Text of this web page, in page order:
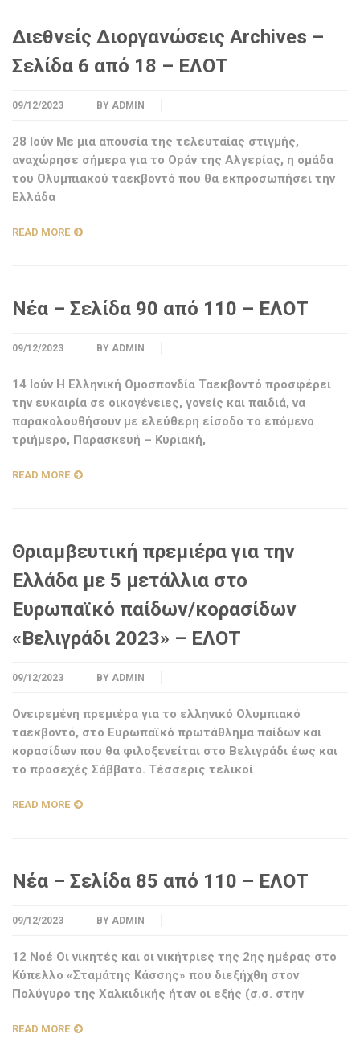
Διεθνείς Διοργανώσεις Archives –
Σελίδα 6 από 18 – ΕΛΟΤ
09/12/2023 BY ADMIN
28 Ιούν Με μια απουσία της τελευταίας στιγμής,
αναχώρησε σήμερα για το Οράν της Αλγερίας, η ομάδα
του Ολυμπιακού ταεκβοντό που θα εκπροσωπήσει την
Ελλάδα
READ MORE
Νέα – Σελίδα 90 από 110 – ΕΛΟΤ
09/12/2023 BY ADMIN
14 Ιούν Η Ελληνική Ομοσπονδία Ταεκβοντό προσφέρει
την ευκαιρία σε οικογένειες, γονείς και παιδιά, να
παρακολουθήσουν με ελεύθερη είσοδο το επόμενο
τριήμερο, Παρασκευή – Κυριακή,
READ MORE
Θριαμβευτική πρεμιέρα για την
Ελλάδα με 5 μετάλλια στο
Ευρωπαϊκό παίδων/κορασίδων
«Βελιγράδι 2023» – ΕΛΟΤ
09/12/2023 BY ADMIN
Ονειρεμένη πρεμιέρα για το ελληνικό Ολυμπιακό
ταεκβοντό, στο Ευρωπαϊκό πρωτάθλημα παίδων και
κορασίδων που θα φιλοξενείται στο Βελιγράδι έως και
το προσεχές Σάββατο. Τέσσερις τελικοί
READ MORE
Νέα – Σελίδα 85 από 110 – ΕΛΟΤ
09/12/2023 BY ADMIN
12 Νοέ Οι νικητές και οι νικήτριες της 2ης ημέρας στο
Κύπελλο «Σταμάτης Κάσσης» που διεξήχθη στον
Πολύγυρο της Χαλκιδικής ήταν οι εξής (σ.σ. στην
READ MORE